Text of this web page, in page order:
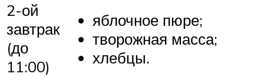
2-ой
завтрак
(до
11:00)
яблочное пюре;
творожная масса;
хлебцы.